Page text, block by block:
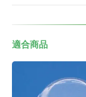
適合商品